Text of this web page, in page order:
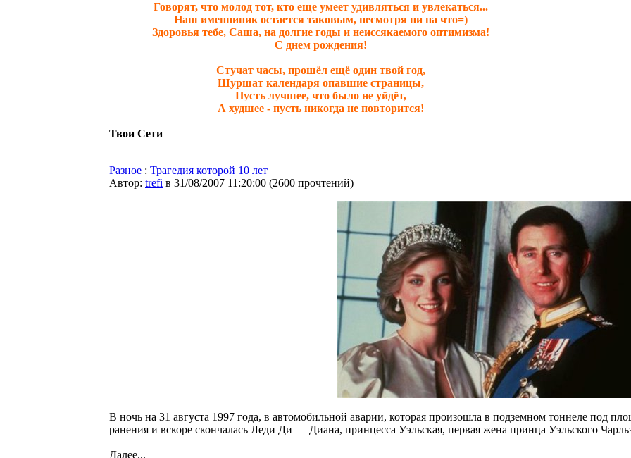
Говорят, что молод тот, кто еще умеет удивляться и увлекаться...
Наш именниник остается таковым, несмотря ни на что=)
Здоровья тебе, Саша, на долгие годы и неиссякаемого оптимизма!
С днем рождения!
Стучат часы, прошёл ещё один твой год,
Шуршат календаря опавшие страницы,
Пусть лучшее, что было не уйдёт,
А худшее - пусть никогда не повторится!
Твои Сети
Разное : Трагедия которой 10 лет
Автор: trefi в 31/08/2007 11:20:00 (2600 прочтений)
В ночь на 31 августа 1997 года, в автомобильной аварии, которая произошла в подземном тоннеле под
ранения и вскоре скончалась Леди Ди — Диана, принцесса Уэльская, первая жена принца Уэльского
Далее...